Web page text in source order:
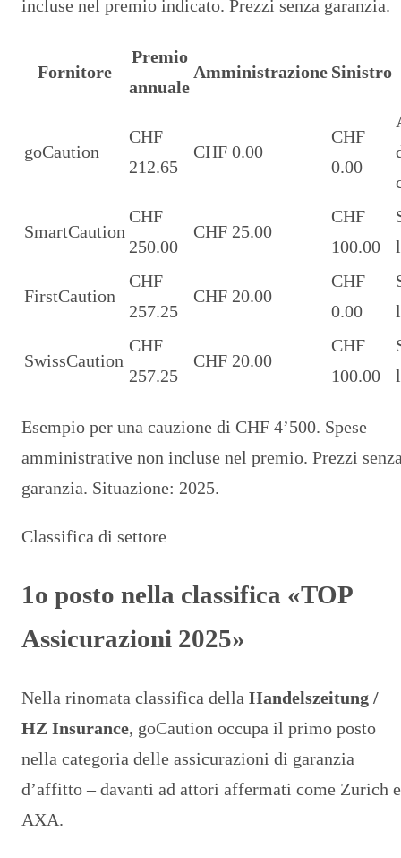
incluse nel premio indicato. Prezzi senza garanzia.
Fornitore
Premio
annuale
Amministrazione Sinistro
goCaution
CHF
212.65
CHF 0.00
CHF
0.00
SmartCaution
CHF
250.00
CHF 25.00
CHF
100.00
FirstCaution
CHF
257.25
CHF 20.00
CHF
0.00
SwissCaution
CHF
257.25
CHF 20.00
CHF
100.00
Esempio per una cauzione di CHF 4’500. Spese
amministrative non incluse nel premio. Prezzi
garanzia. Situazione: 2025.
Classifica di settore
1o posto nella classifica «TOP
Assicurazioni 2025»
Nella rinomata classifica della Handelszeitung /
HZ Insurance, goCaution occupa il primo posto
nella categoria delle assicurazioni di garanzia
d’affitto – davanti ad attori affermati come Zurich e
AXA.